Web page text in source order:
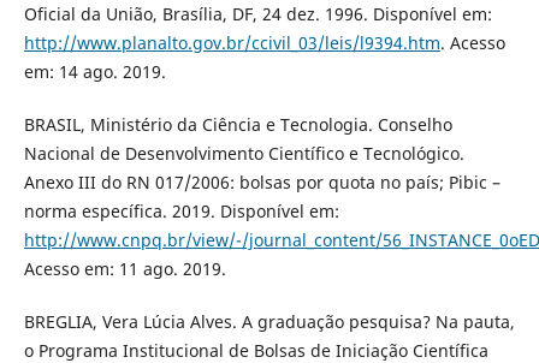
Oficial da União, Brasília, DF, 24 dez. 1996. Disponível em:
http://www.planalto.gov.br/ccivil_03/leis/l9394.htm. Acesso
em: 14 ago. 2019.
BRASIL, Ministério da Ciência e Tecnologia. Conselho
Nacional de Desenvolvimento Científico e Tecnológico.
Anexo III do RN 017/2006: bolsas por quota no país; Pibic –
norma específica. 2019. Disponível em:
http://www.cnpq.br/view/-/journal_content/
Acesso em: 11 ago. 2019.
BREGLIA, Vera Lúcia Alves. A graduação pesquisa? Na pauta,
o Programa Institucional de Bolsas de Iniciação Científica